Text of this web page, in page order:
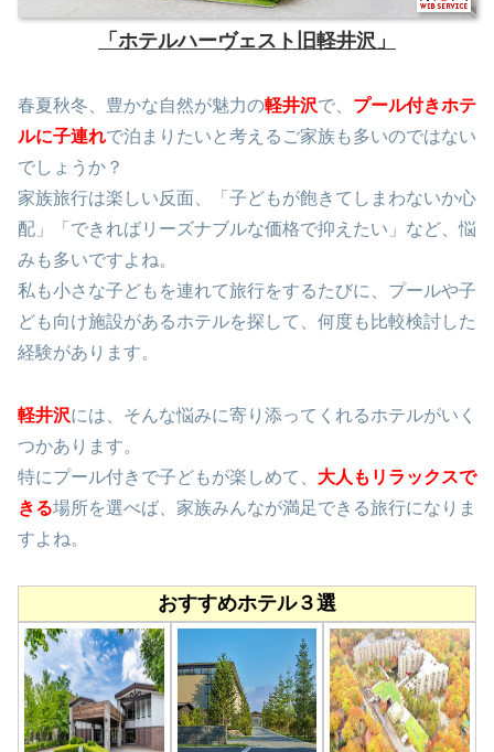
「ホテルハーヴェスト旧軽井沢」
春夏秋冬、豊かな自然が魅力の軽井沢で、 プール付きホテ
ルに子連れで泊まりたいと考えるご家族も多いのではない
でしょうか？
家族旅行は楽しい反面、「子どもが飽きてしまわないか心
配」「できればリーズナブルな価格で抑えたい」など、悩
みも多いですよね。
私も小さな子どもを連れて旅行をするたびに、プールや子
ども向け施設があるホテルを探して、何度も比較検討した
経験があります。
軽井沢には、そんな悩みに寄り添ってくれるホテルがいく
つかあります。
特にプール付きで子どもが楽しめて、 大人もリラックスで
きる場所を選べば、家族みんなが満足できる旅行になりま
すよね。
おすすめホテル３選